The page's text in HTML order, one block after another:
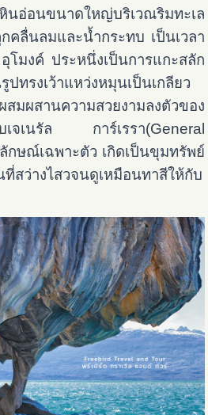
อนขนาดใหญ่บริเวณริมทะเล
กคลื่นลมและน้ำกระทบ เป็นเวลา
โมงค์ ประหนึ่งเป็นการแกะสลัก
ปทรงเว้าแหว่งหมุนเป็นเกลียว
มผสานความสวยงามลงตัวของ
บเจเนรัล การ์เรรา(General
กษณ์เฉพาะตัว เกิดเป็นขุมทรัพย์
สว่างไสวจนดูเหมือนทาสีให้กับ